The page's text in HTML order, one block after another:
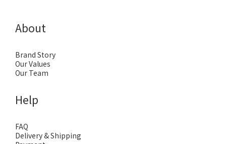
About
Brand Story
Our Values
Our Team
Help
FAQ
Delivery & Shipping